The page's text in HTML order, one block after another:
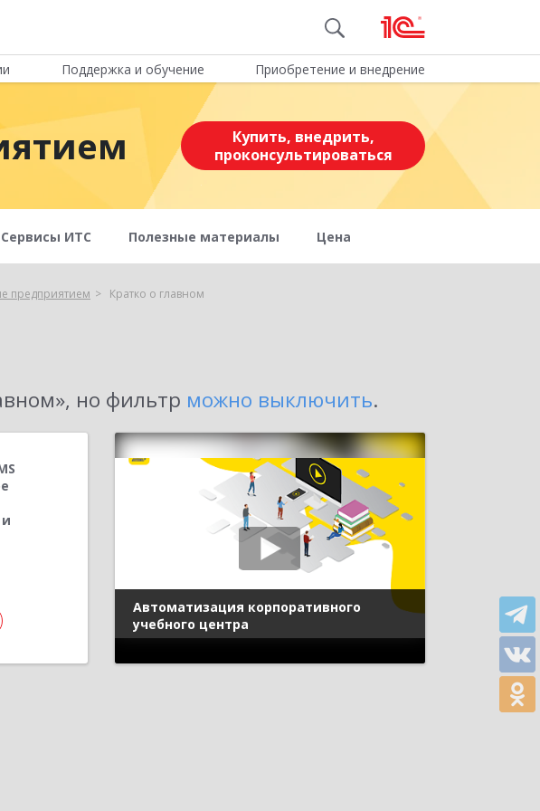
Поддержка и обучение Приобретение и внедрение
Купить, внедрить,
проконсультироваться
Сервисы ИТС Полезные материалы Цена
предприятием Кратко о главном
», но фильтр можно выключить.
Автоматизация корпоративного
учебного центра